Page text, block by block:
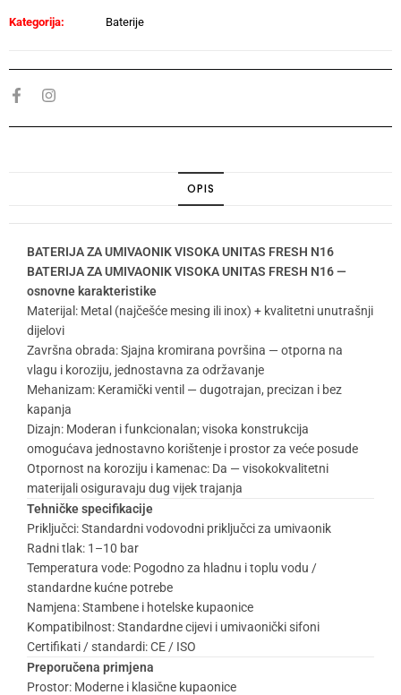
Kategorija: Baterije
OPIS
BATERIJA ZA UMIVAONIK VISOKA UNITAS FRESH N16
BATERIJA ZA UMIVAONIK VISOKA UNITAS FRESH N16 —
osnovne karakteristike
Materijal: Metal (najčešće mesing ili inox) + kvalitetni unutrašnji
dijelovi
Završna obrada: Sjajna kromirana površina — otporna na
vlagu i koroziju, jednostavna za održavanje
Mehanizam: Keramički ventil — dugotrajan, precizan i bez
kapanja
Dizajn: Moderan i funkcionalan; visoka konstrukcija
omogućava jednostavno korištenje i prostor za veće posude
Otpornost na koroziju i kamenac: Da — visokokvalitetni
materijali osiguravaju dug vijek trajanja
Tehničke specifikacije
Priključci: Standardni vodovodni priključci za umivaonik
Radni tlak: 1–10 bar
Temperatura vode: Pogodno za hladnu i toplu vodu /
standardne kućne potrebe
Namjena: Stambene i hotelske kupaonice
Kompatibilnost: Standardne cijevi i umivaonički sifoni
Certifikati / standardi: CE / ISO
Preporučena primjena
Prostor: Moderne i klasične kupaonice